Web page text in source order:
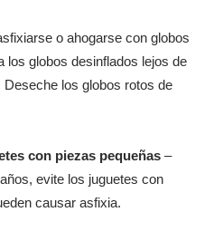
o ahogarse con globos
los globos desinflados lejos de
los globos rotos de
con piezas pequeñas –
evite los juguetes con
causar asfixia.